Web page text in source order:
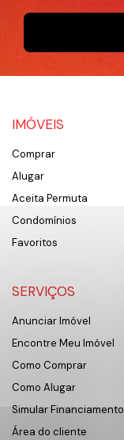
IMÓVEIS
Comprar
Alugar
Aceita Permuta
Condomínios
Favoritos
SERVIÇOS
Anunciar Imóvel
Encontre Meu Imóvel
Como Comprar
Como Alugar
Simular Financiamento
Área do cliente